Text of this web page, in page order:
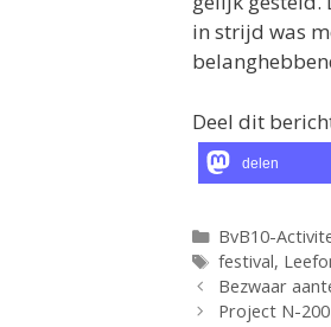
in strijd was
Deel dit
delen
Categorieën
BvB10-
Tags
festival,
Bezwaar
Project N-